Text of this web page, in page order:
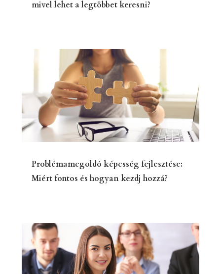
mivel lehet a legtöbbet keresni?
Problémamegoldó képesség fejlesztése:
Miért fontos és hogyan kezdj hozzá?